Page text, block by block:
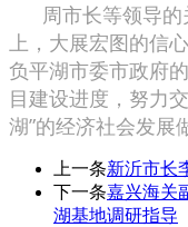
周市长等领导的
上，大展宏图的信
负平湖市委市政府
目建设进度，努力
湖”的经济社会发展
上一条新沂市长
下一条嘉兴海关
湖基地调研指导